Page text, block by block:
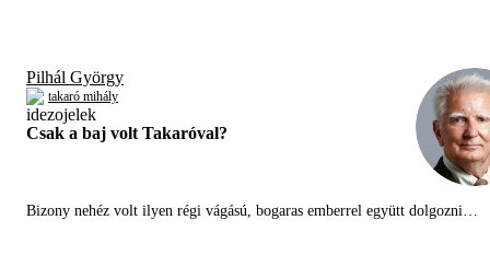
Pilhál György
takaró mihály
Csak a baj volt Takaróval?
Bizony nehéz volt ilyen régi vágású, bogaras emberrel együtt dolgozni…